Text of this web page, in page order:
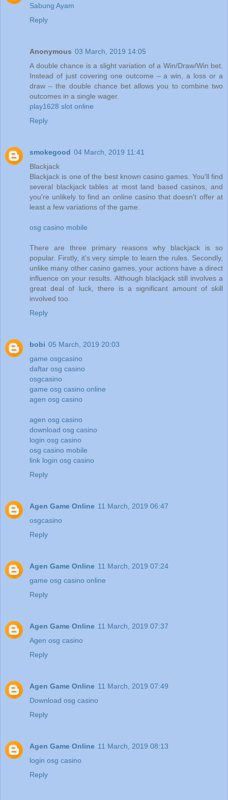
Sabung Ayam
Reply
Anonymous 03 March, 2019 14:05
A double chance is a slight variation of a Win/Draw/Win bet.
Instead of just covering one outcome – a win, a loss or a
draw – the double chance bet allows you to combine two
outcomes in a single wager.
play1628 slot online
Reply
smokegood 04 March, 2019 11:41
Blackjack
Blackjack is one of the best known casino games. You'll find
several blackjack tables at most land based casinos, and
you're unlikely to find an online casino that doesn't offer at
least a few variations of the game.
osg casino mobile
There are three primary reasons why blackjack is so
popular. Firstly, it's very simple to learn the rules. Secondly,
unlike many other casino games, your actions have a direct
influence on your results. Although blackjack still involves a
great deal of luck, there is a significant amount of skill
involved too.
Reply
bobi 05 March, 2019 20:03
game osgcasino
daftar osg casino
osgcasino
game osg casino online
agen osg casino
agen osg casino
download osg casino
login osg casino
osg casino mobile
link login osg casino
Reply
Agen Game Online 11 March, 2019 06:47
osgcasino
Reply
Agen Game Online 11 March, 2019 07:24
game osg casino online
Reply
Agen Game Online 11 March, 2019 07:37
Agen osg casino
Reply
Agen Game Online 11 March, 2019 07:49
Download osg casino
Reply
Agen Game Online 11 March, 2019 08:13
login osg casino
Reply